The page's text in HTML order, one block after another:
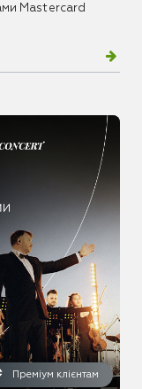
Mastercard
Преміум клієнтам